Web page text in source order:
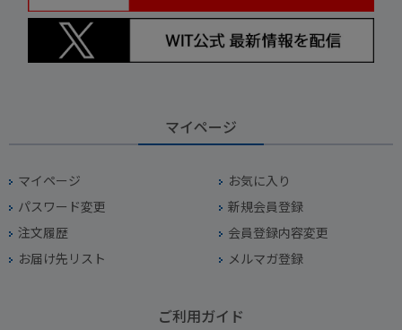
マイページ
マイページ
お気に入り
パスワード変更
新規会員登録
注文履歴
会員登録内容変更
お届け先リスト
メルマガ登録
ご利用ガイド